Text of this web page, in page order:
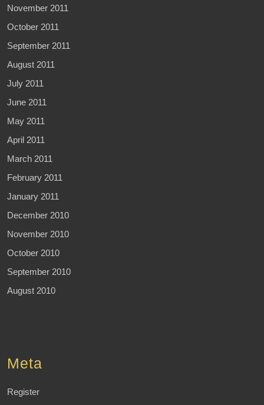
November 2011
October 2011
September 2011
August 2011
July 2011
June 2011
May 2011
April 2011
March 2011
February 2011
January 2011
December 2010
November 2010
October 2010
September 2010
August 2010
Meta
Register